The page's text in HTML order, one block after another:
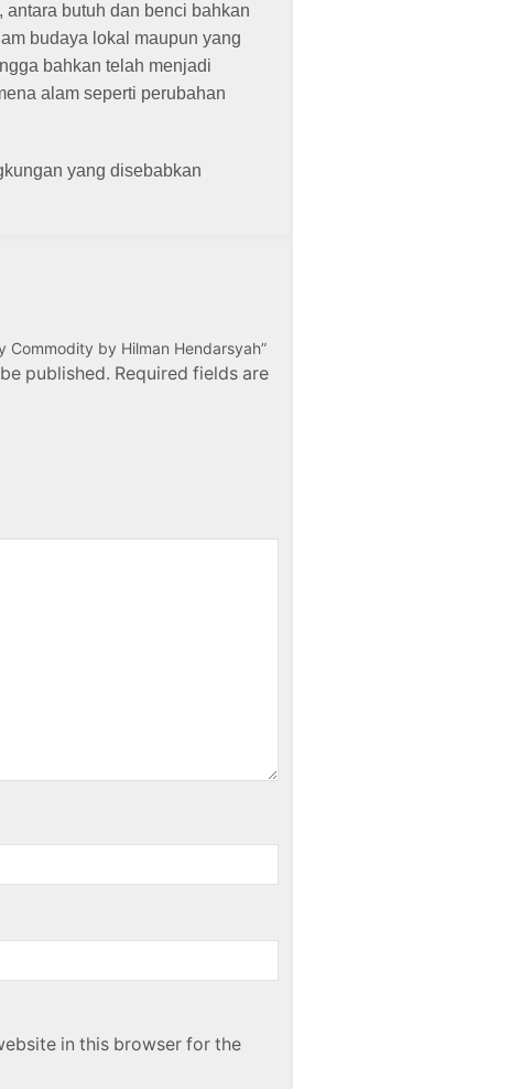
butuh dan benci bahkan
budaya lokal maupun yang
bahkan telah menjadi
alam seperti perubahan
yang disebabkan
Commodity by Hilman Hendarsyah”
published. Required fields are
in this browser for the